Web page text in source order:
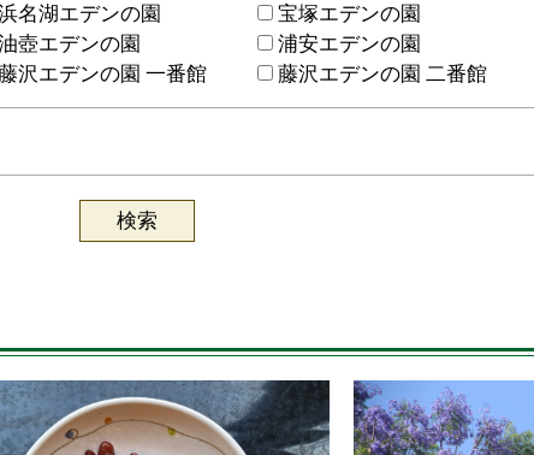
名湖エデンの園
宝塚エデンの園
壺エデンの園
浦安エデンの園
沢エデンの園 一番館 藤沢エデンの園 二番館